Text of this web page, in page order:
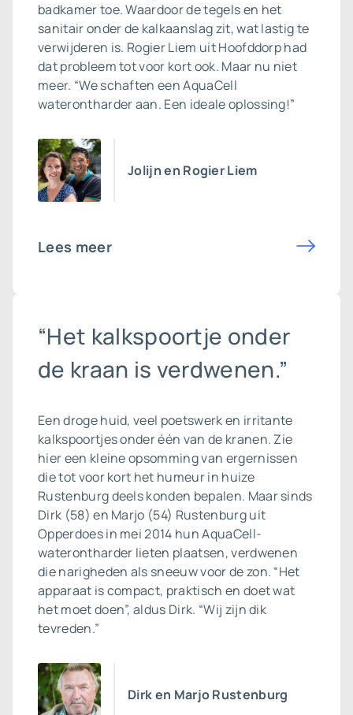
badkamer toe. Waardoor de tegels en het
sanitair onder de kalkaanslag zit, wat lastig te
verwijderen is. Rogier Liem uit Hoofddorp had
dat probleem tot voor kort ook. Maar nu niet
meer. “We schaften een AquaCell
waterontharder aan. Een ideale oplossing!”
Jolijn en Rogier Liem
Lees meer
“Het kalkspoortje onder
de kraan is verdwenen.”
Een droge huid, veel poetswerk en irritante
kalkspoortjes onder één van de kranen. Zie
hier een kleine opsomming van ergernissen
die tot voor kort het humeur in huize
Rustenburg deels konden bepalen. Maar sinds
Dirk (58) en Marjo (54) Rustenburg uit
Opperdoes in mei 2014 hun AquaCell-
waterontharder lieten plaatsen, verdwenen
die narigheden als sneeuw voor de zon. “Het
apparaat is compact, praktisch en doet wat
het moet doen”, aldus Dirk. “Wij zijn dik
tevreden.”
Dirk en Marjo Rustenburg